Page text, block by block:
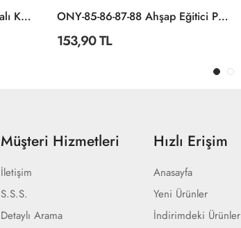
290/291 Onyıl, Ahşap Tutmalı Karışık Serisi ONY-85-86-87-88 Ahşap Eğitici Puzzle Sporlar -Onyıl
153,90 TL
Müşteri Hizmetleri
İletişim
S.S.S.
Detaylı Arama
Hızlı Erişim
Anasayfa
Yeni Ürünler
İndirimdeki Ürünler